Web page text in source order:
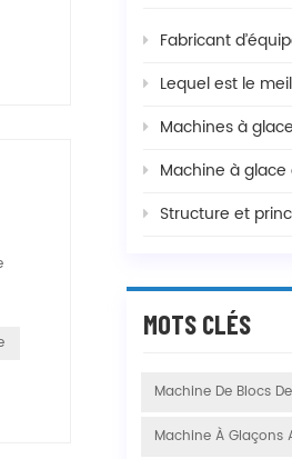
Fabricant d’équipement de
Lequel est le meilleur, la surgélation rapide à
Machines à glace en écailles : essentielles
Machine à glace en tube CBFI - Une
Structure et principe de
MOTS CLÉS
Machine De Blocs
Machine À Glaçons